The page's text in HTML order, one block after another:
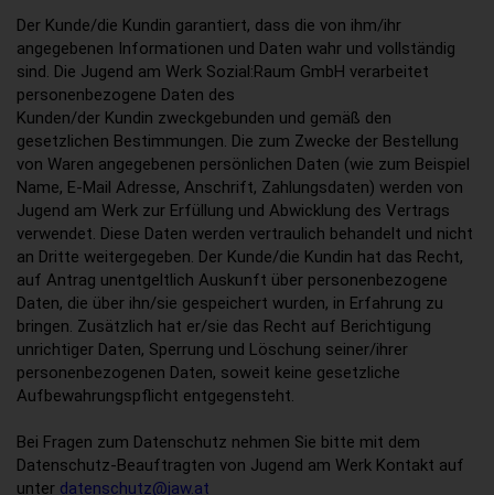
Der Kunde/die Kundin garantiert, dass die von ihm/ihr
angegebenen Informationen und Daten wahr und vollständig
sind. Die Jugend am Werk Sozial:Raum GmbH verarbeitet
personenbezogene Daten des
Kunden/der Kundin zweckgebunden und gemäß den
gesetzlichen Bestimmungen. Die zum Zwecke der Bestellung
von Waren angegebenen persönlichen Daten (wie zum Beispiel
Name, E-Mail Adresse, Anschrift, Zahlungsdaten) werden von
Jugend am Werk zur Erfüllung und Abwicklung des Vertrags
verwendet. Diese Daten werden vertraulich behandelt und nicht
an Dritte weitergegeben. Der Kunde/die Kundin hat das Recht,
auf Antrag unentgeltlich Auskunft über personenbezogene
Daten, die über ihn/sie gespeichert wurden, in Erfahrung zu
bringen. Zusätzlich hat er/sie das Recht auf Berichtigung
unrichtiger Daten, Sperrung und Löschung seiner/ihrer
personenbezogenen Daten, soweit keine gesetzliche
Aufbewahrungspflicht entgegensteht.
Bei Fragen zum Datenschutz nehmen Sie bitte mit dem
Datenschutz-Beauftragten von Jugend am Werk Kontakt auf
unter datenschutz@jaw.at